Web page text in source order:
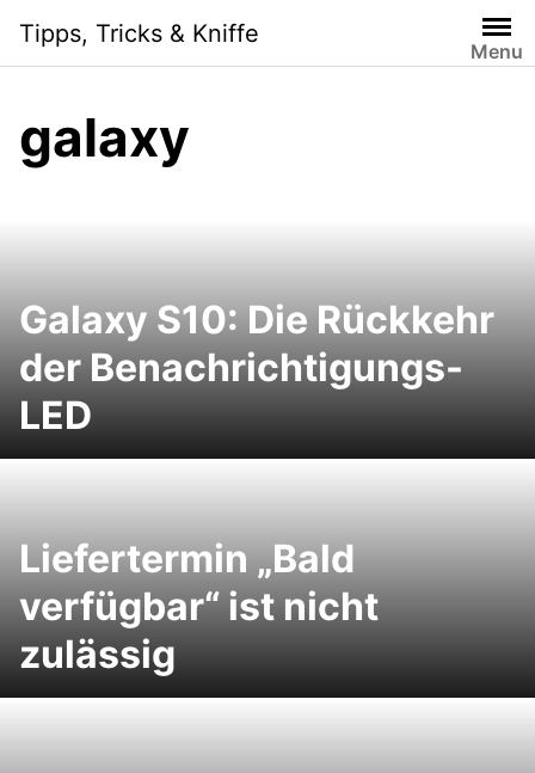
content
Tipps, Tricks & Kniffe
Menu
galaxy
Galaxy S10: Die Rückkehr
der Benachrichtigungs-
LED
Liefertermin „Bald
verfügbar“ ist nicht
zulässig